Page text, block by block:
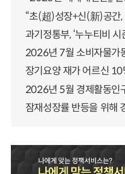
“초(超)성장+신(新)공간,
과기정통부, ‘누누티비
2026년 7월 소비자물가
2026년 5월 경제활동인